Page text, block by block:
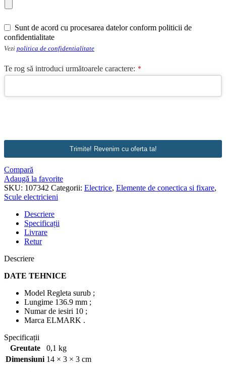
Sunt de acord cu procesarea datelor conform politicii de
confidentialitate
Vezi politica de confidentialitate
Te rog să introduci următoarele caractere: *
Trimite! Revenim cu oferta ta!
Compară
Adaugă la favorite
SKU: 107342 Categorii: Electrice, Elemente de conectica si fixare,
Scule electricieni
Descriere
Specificații
Livrare
Retur
Descriere
DATE TEHNICE
Model Regleta surub ;
Lungime 136.9 mm ;
Numar de iesiri 10 ;
Marca ELMARK .
Specificații
Greutate
0,1 kg
Dimensiuni 14 × 3 × 3 cm